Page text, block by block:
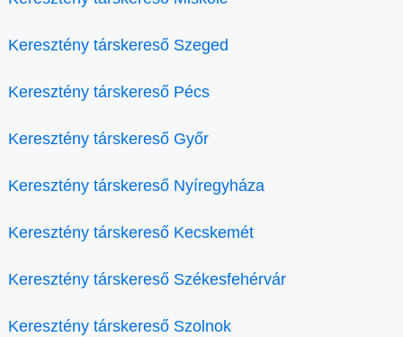
Keresztény társkereső Szeged
Keresztény társkereső Pécs
Keresztény társkereső Győr
Keresztény társkereső Nyíregyháza
Keresztény társkereső Kecskemét
Keresztény társkereső Székesfehérvár
Keresztény társkereső Szolnok